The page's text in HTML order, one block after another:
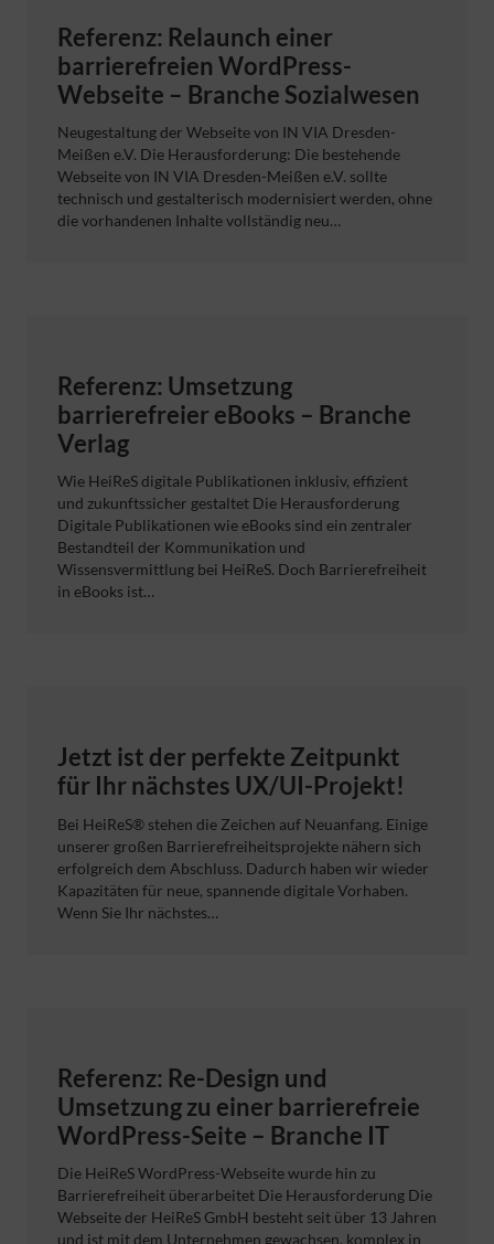
Referenz: Relaunch einer
barrierefreien WordPress-
Webseite – Branche Sozialwesen
Neugestaltung der Webseite von IN VIA Dresden-
Meißen e.V. Die Herausforderung: Die bestehende
Webseite von IN VIA Dresden-Meißen e.V. sollte
technisch und gestalterisch modernisiert werden, ohne
die vorhandenen Inhalte vollständig neu…
Referenz: Umsetzung
barrierefreier eBooks – Branche
Verlag
Wie HeiReS digitale Publikationen inklusiv, effizient
und zukunftssicher gestaltet Die Herausforderung
Digitale Publikationen wie eBooks sind ein zentraler
Bestandteil der Kommunikation und
Wissensvermittlung bei HeiReS. Doch Barrierefreiheit
in eBooks ist…
Jetzt ist der perfekte Zeitpunkt
für Ihr nächstes UX/UI-Projekt!
Bei HeiReS® stehen die Zeichen auf Neuanfang. Einige
unserer großen Barrierefreiheitsprojekte nähern sich
erfolgreich dem Abschluss. Dadurch haben wir wieder
Kapazitäten für neue, spannende digitale Vorhaben.
Wenn Sie Ihr nächstes…
Referenz: Re-Design und
Umsetzung zu einer barrierefreie
WordPress-Seite – Branche IT
Die HeiReS WordPress-Webseite wurde hin zu
Barrierefreiheit überarbeitet Die Herausforderung Die
Webseite der HeiReS GmbH besteht seit über 13 Jahren
und ist mit dem Unternehmen gewachsen, komplex in